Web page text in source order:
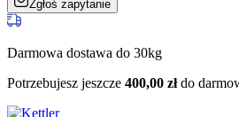
Zgłoś zapytanie
Darmowa dostawa do 30kg
Potrzebujesz jeszcze 400,00 złdo